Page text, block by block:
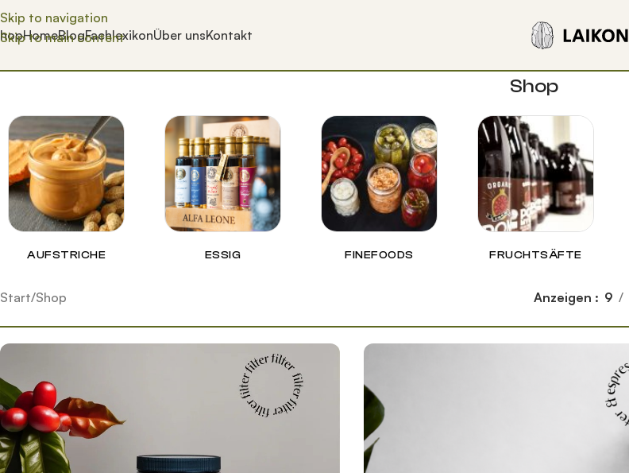
Skip to navigation
Skip to main content
HomeBlogFachlexikonÜber unsKontakt
Shop
AUFSTRICHE ESSIG FINEFOODS FRUCHTSÄFTE
Start Shop Anzeigen 9